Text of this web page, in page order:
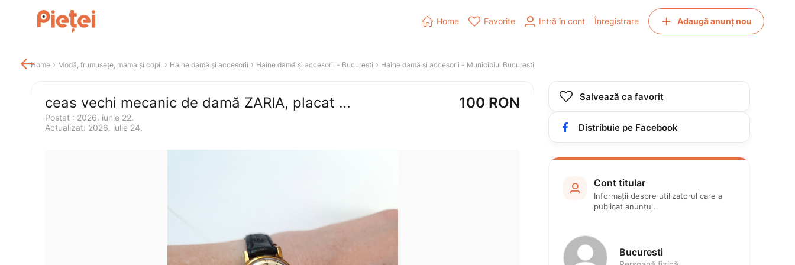
Home › Modă, frumusețe, mama și copil › Haine damă și accesorii › Haine damă și accesorii - Bucuresti › Haine damă și accesorii - Municipiul Bucuresti
ceas vechi mecanic de damă ZARIA, placat cu aur, cu 22 rubine, funcțional 100 RON
Postat : 2026. iunie 22.
Actualizat: 2026. iulie 24.
 Salvează ca favorit
 Distribuie pe Facebook
 Cont titular
Informații despre utilizatorul care a
publicat anunțul.
Bucuresti
 Home  Favorite  Intră în cont Înregistrare  Adaugă anunț nou